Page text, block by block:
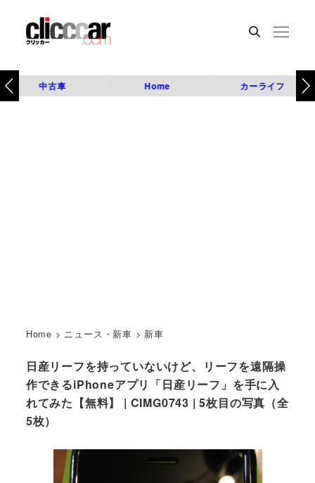
中古車 Home カーライフ
Home > ニュース・新車 > 新車
日産リーフを持っていないけど、リーフを遠隔操
作できるiPhoneアプリ「日産リーフ」を手に入
れてみた【無料】 | CIMG0743 | 5枚目の写真（全
5枚）